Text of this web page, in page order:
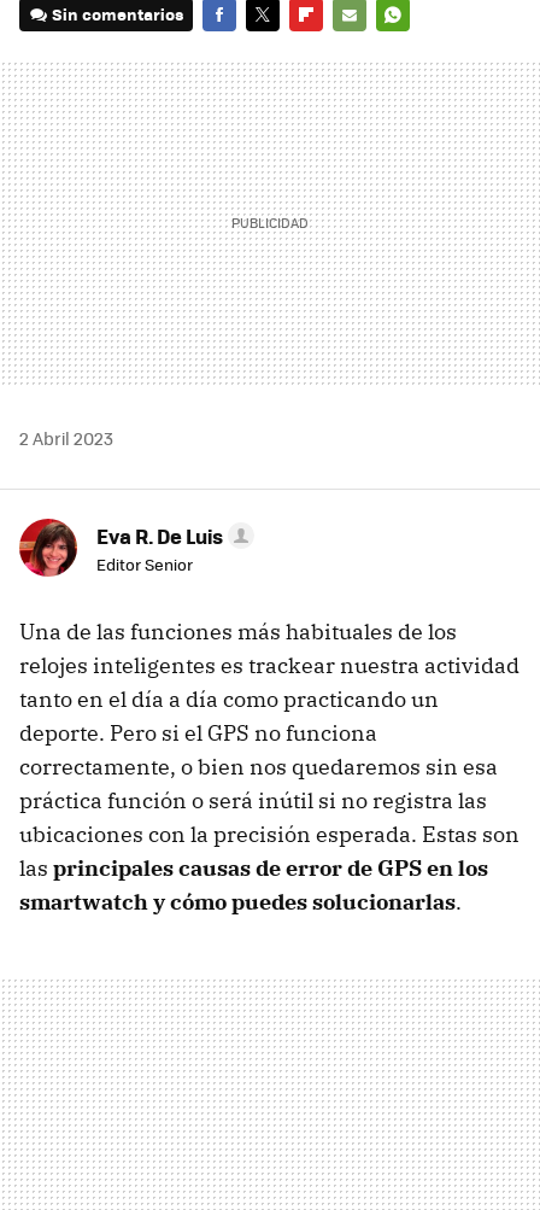
Sin comentarios
MAIL
2 Abril 2023
Eva R. De Luis
Editor Senior
Una de las funciones más habituales de los
relojes inteligentes es trackear nuestra actividad
tanto en el día a día como practicando un
deporte. Pero si el GPS no funciona
correctamente, o bien nos quedaremos sin esa
práctica función o será inútil si no registra las
ubicaciones con la precisión esperada. Estas son
las principales causas de error de GPS en los
smartwatch y cómo puedes solucionarlas.